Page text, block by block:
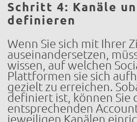
Schritt 4: Kanäle
definieren
Wenn Sie sich mit Ihrer
auseinandersetzen,
wissen, auf welchen
Plattformen sie sich
gezielt zu erreichen.
definiert ist, können Sie
entsprechenden